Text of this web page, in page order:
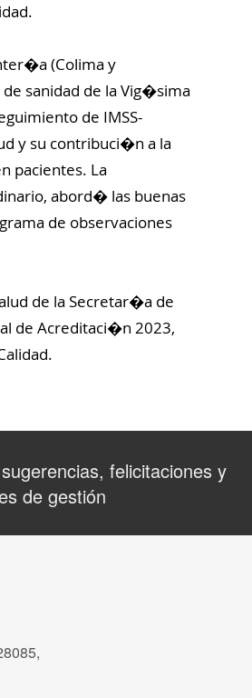
(Colima y
sanidad de la Vig�sima
de IMSS-
y su contribuci�n a la
pacientes. La
abord� las buenas
de observaciones
de la Secretar�a de
de Acreditaci�n 2023,
felicitaciones y
de gestión